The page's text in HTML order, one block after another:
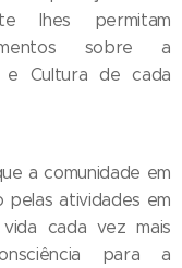
lhes permitam
sobre a
e Cultura de cada
a comunidade em
pelas atividades em
cada vez mais
para a